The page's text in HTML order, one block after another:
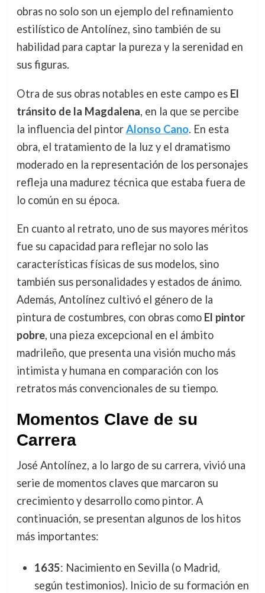
obras no solo son un ejemplo del refinamiento
estilístico de Antolínez, sino también de su
habilidad para captar la pureza y la serenidad en
sus figuras.
Otra de sus obras notables en este campo es El
tránsito de la Magdalena, en la que se percibe
la influencia del pintorAlonso Cano. En esta
obra, el tratamiento de la luz y el dramatismo
moderado en la representación de los personajes
refleja una madurez técnica que estaba fuera de
lo común en su época.
En cuanto al retrato, uno de sus mayores méritos
fue su capacidad para reflejar no solo las
características físicas de sus modelos, sino
también sus personalidades y estados de ánimo.
Además, Antolínez cultivó el género de la
pintura de costumbres, con obras como El pintor
pobre, una pieza excepcional en el ámbito
madrileño, que presenta una visión mucho más
intimista y humana en comparación con los
retratos más convencionales de su tiempo.
Momentos Clave de su
Carrera
José Antolínez, a lo largo de su carrera, vivió una
serie de momentos claves que marcaron su
crecimiento y desarrollo como pintor. A
continuación, se presentan algunos de los hitos
más importantes:
1635: Nacimiento en Sevilla (o Madrid,
según testimonios). Inicio de su formación en